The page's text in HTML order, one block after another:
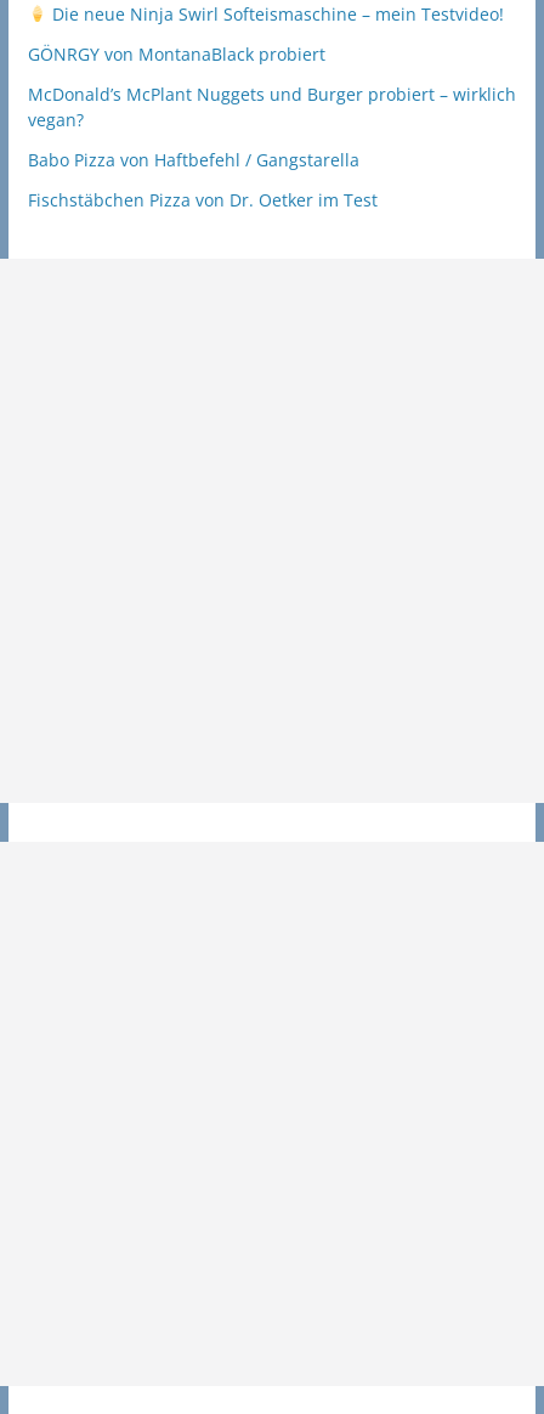
Die neue Ninja Swirl Softeismaschine – mein Testvideo!
GÖNRGY von MontanaBlack probiert
McDonald’s McPlant Nuggets und Burger probiert – wirklich
vegan?
Babo Pizza von Haftbefehl / Gangstarella
Fischstäbchen Pizza von Dr. Oetker im Test